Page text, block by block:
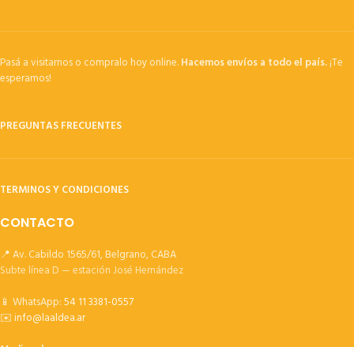
Pasá a visitarnos o compralo hoy online.Hacemos envíos a todo el país.¡Te
esperamos!
PREGUNTAS FRECUENTES
TERMINOS Y CONDICIONES
CONTACTO
📍 Av. Cabildo 1565/61, Belgrano, CABA
Subte línea D — estación José Hernández
📱 WhatsApp:54 11 3381-0557
✉️info@laaldea.ar